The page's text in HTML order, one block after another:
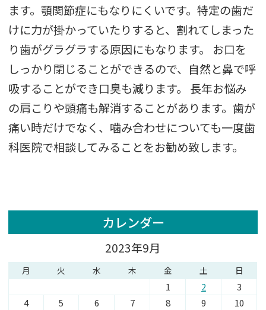
ます。顎関節症にもなりにくいです。特定の歯だ
けに力が掛かっていたりすると、割れてしまった
り歯がグラグラする原因にもなります。 お口を
しっかり閉じることができるので、自然と鼻で呼
吸することができ口臭も減ります。 長年お悩み
の肩こりや頭痛も解消することがあります。歯が
痛い時だけでなく、噛み合わせについても一度歯
科医院で相談してみることをお勧め致します。
カレンダー
2023年9月
月 火 水 木 金 土 日
1 2
3
4
5 6 7 8 9
10